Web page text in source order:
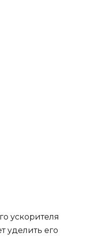
ускорителя
уделить его